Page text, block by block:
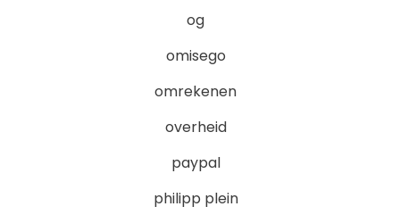
og
omisego
omrekenen
overheid
paypal
philipp plein